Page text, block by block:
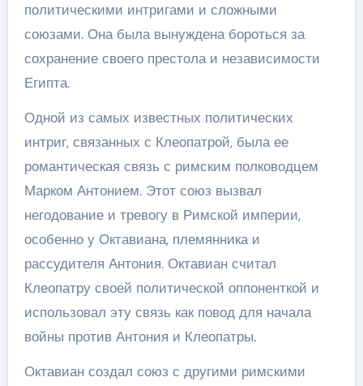
политическими интригами и сложными
союзами. Она была вынуждена бороться за
сохранение своего престола и независимости
Египта.
Одной из самых известных политических
интриг, связанных с Клеопатрой, была ее
романтическая связь с римским полководцем
Марком Антонием. Этот союз вызвал
негодование и тревогу в Римской империи,
особенно у Октавиана, племянника и
рассудителя Антония. Октавиан считал
Клеопатру своей политической оппоненткой и
использовал эту связь как повод для начала
войны против Антония и Клеопатры.
Октавиан создал союз с другими римскими